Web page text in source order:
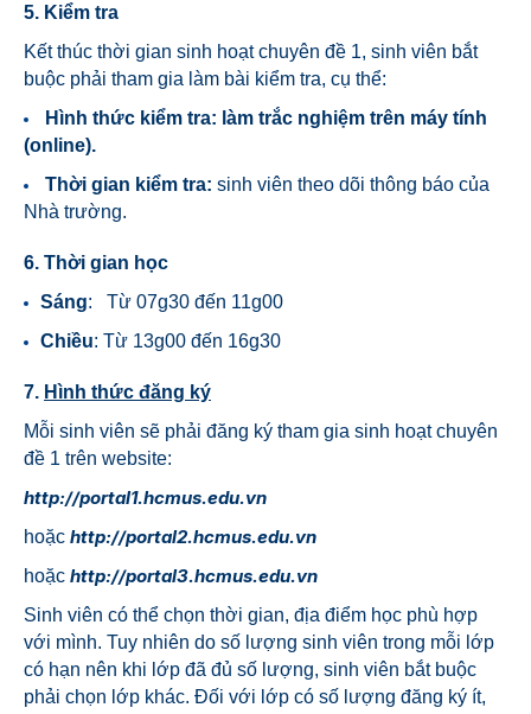
5. Kiểm tra
Kết thúc thời gian sinh hoạt chuyên đề 1, sinh viên bắt
buộc phải tham gia làm bài kiểm tra, cụ thể:
Hình thức kiểm tra: làm trắc nghiệm trên máy tính
(online).
Thời gian kiểm tra: sinh viên theo dõi thông báo của
Nhà trường.
6. Thời gian học
Sáng: Từ 07g30 đến 11g00
Chiều: Từ 13g00 đến 16g30
7. Hình thức đăng ký
Mỗi sinh viên sẽ phải đăng ký tham gia sinh hoạt chuyên
đề 1 trên website:
http://portal1.hcmus.edu.vn
hoặc http://portal2.hcmus.edu.vn
hoặc http://portal3.hcmus.edu.vn
Sinh viên có thể chọn thời gian, địa điểm học phù hợp
với mình. Tuy nhiên do số lượng sinh viên trong mỗi lớp
có hạn nên khi lớp đã đủ số lượng, sinh viên bắt buộc
phải chọn lớp khác. Đối với lớp có số lượng đăng ký ít,